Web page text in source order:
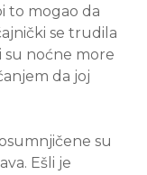
to mogao da
se trudila
su noćne more
da joj
su
Ešli je